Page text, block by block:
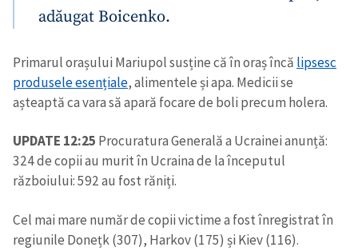
adăugat Boicenko.
Primarul orașului Mariupol susține că în oraș încă lipsesc
produsele esențiale, alimentele și apa. Medicii se
așteaptă ca vara să apară focare de boli precum holera.
UPDATE 12:25 Procuratura Generală a Ucrainei anunță:
324 de copii au murit în Ucraina de la începutul
războiului: 592 au fost răniți.
Cel mai mare număr de copii victime a fost înregistrat în
regiunile Donețk (307), Harkov (175) și Kiev (116).
Titlu știre
+ Adaugă titlu